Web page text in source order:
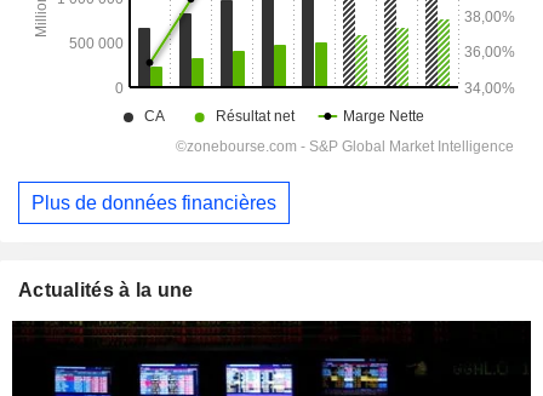
Plus de données financières
Actualités à la une